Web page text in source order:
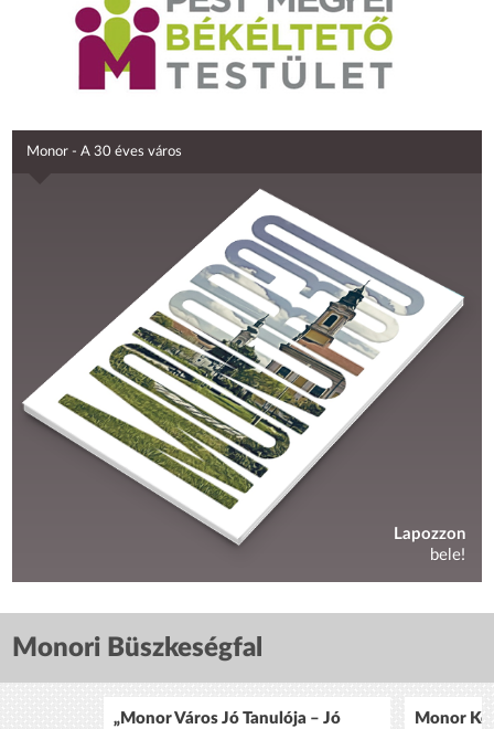
Monor - A 30 éves város
Lapozzon
bele!
Monori Büszkeségfal
„Monor Város Jó Tanulója – Jó
Monor